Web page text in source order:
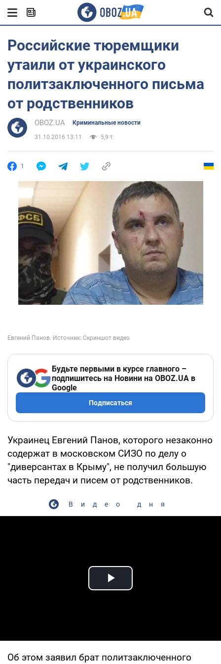
Российские тюремщики
утаили от украинского
политзаключенного письма
от родственников
OBOZ.UA Криминальные новости
31.10.2016 13:11 5,9 т.
1
Будьте первыми в курсе главного –
подпишитесь на Новини на OBOZ.UA в
Google
Подписаться
Украинец Евгений Панов, которого незаконно
содержат в московском СИЗО по делу о
"диверсантах в Крыму", не получил большую
часть передач и писем от родственников.
Видео дня
Play Video
Об этом заявил брат политзаключенного